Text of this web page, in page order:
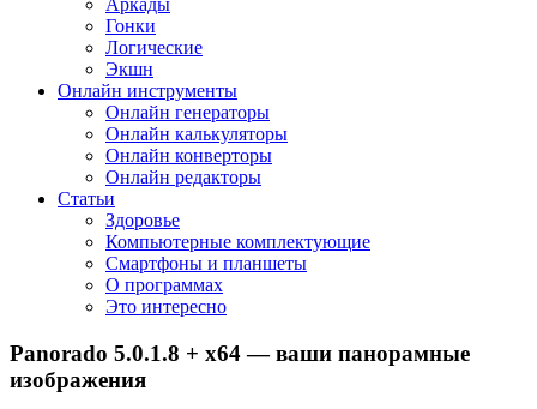
Аркады
Гонки
Логические
Экшн
Онлайн инструменты
Онлайн генераторы
Онлайн калькуляторы
Онлайн конверторы
Онлайн редакторы
Статьи
Здоровье
Компьютерные комплектующие
Смартфоны и планшеты
О программах
Это интересно
Panorado 5.0.1.8 + x64 — ваши панорамные
изображения